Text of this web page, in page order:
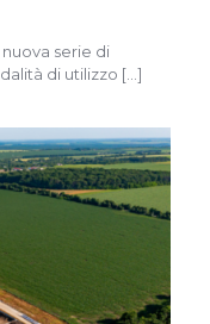
serie di
di utilizzo […]